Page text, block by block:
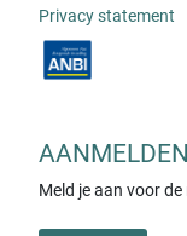
Privacy statement
Meld je aan voor